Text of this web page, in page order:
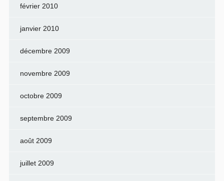
février 2010
janvier 2010
décembre 2009
novembre 2009
octobre 2009
septembre 2009
août 2009
juillet 2009